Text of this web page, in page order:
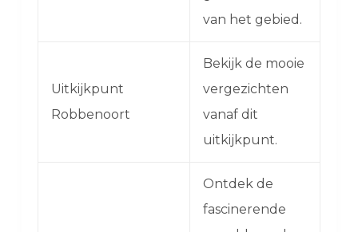
van het gebied.
Uitkijkpunt
Robbenoort
Bekijk de mooie
vergezichten
vanaf dit
uitkijkpunt.
Ontdek de
fascinerende